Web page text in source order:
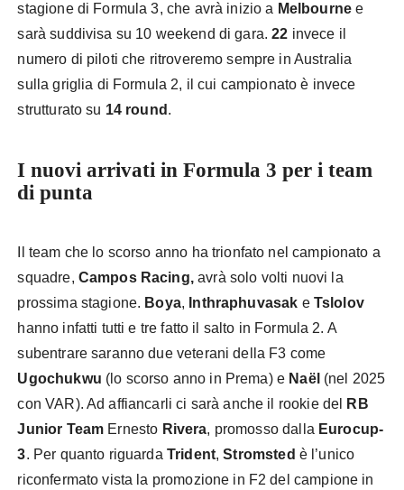
stagione di Formula 3, che avrà inizio a Melbourne e
sarà suddivisa su 10 weekend di gara.22 invece il
numero di piloti che ritroveremo sempre in Australia
sulla griglia di Formula 2, il cui campionato è invece
strutturato su 14 round .
I nuovi arrivati in Formula 3 per i team
di punta
Il team che lo scorso anno ha trionfato nel campionato a
squadre, Campos Racing,avrà solo volti nuovi la
prossima stagione. Boya, Inthraphuvasak e Tslolov
hanno infatti tutti e tre fatto il salto in Formula 2. A
subentrare saranno due veterani della F3 come
Ugochukwu (lo scorso anno in Prema) e Naël (nel 2025
con VAR). Ad affiancarli ci sarà anche il rookie del
RB
Junior Team Ernesto Rivera, promosso dalla Eurocup-
3. Per quanto riguarda Trident,Stromsted è l’unico
riconfermato vista la promozione in F2 del campione in